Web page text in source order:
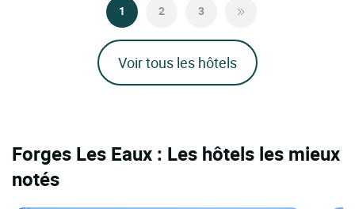
1 2 3
Voir tous les hôtels
Forges Les Eaux : Les hôtels les mieux
notés